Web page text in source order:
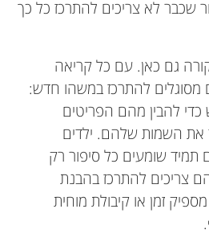
לא צריכים להתרכז כל כך
גם כאן. עם כל קריאה
מסוגלים להתרכז במשהו חדש:
להבין מהם הפריטים
את השמות שלהם. ילדים
תמיד שומעים כל סיפור רק
צריכים להתרכז בהבנת
זמן או קיבולת מוחית